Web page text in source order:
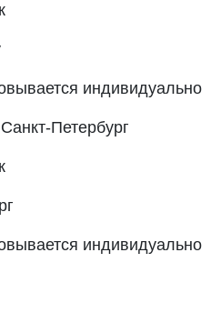
индивидуально
Петербург
индивидуально